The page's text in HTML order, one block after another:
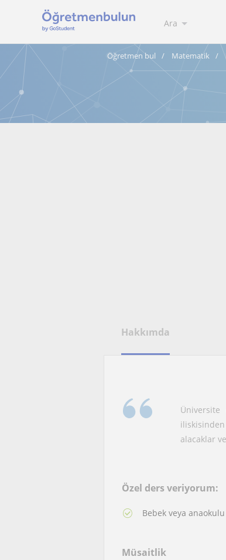
Ara
Öğretmen bul Matematik
Hakkımda
alacaklar
Özel ders veriyorum:
Bebek veya
Müsaitlik